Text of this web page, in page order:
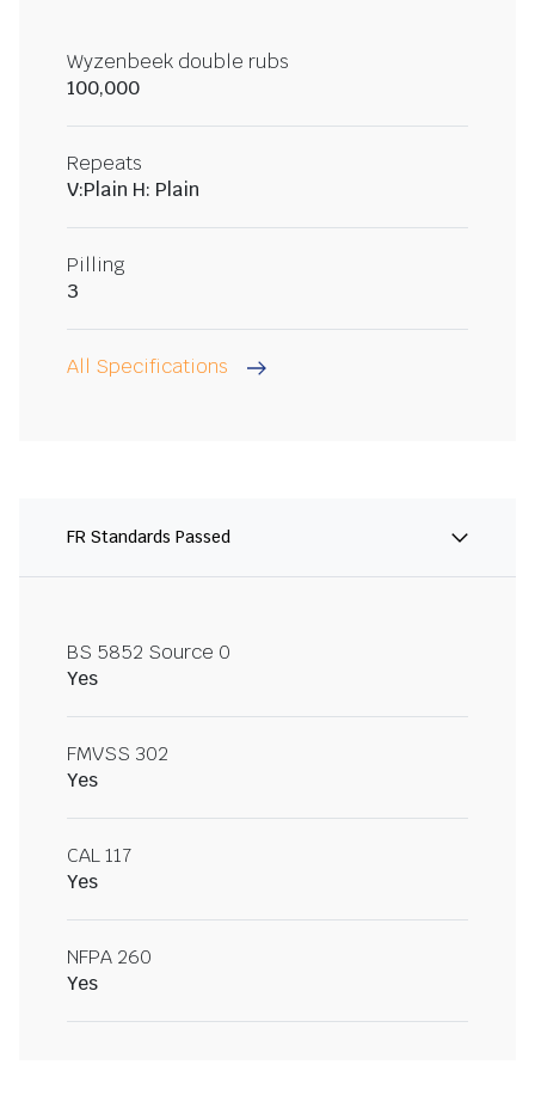
Wyzenbeek double rubs
100,000
Repeats
V:Plain H: Plain
Pilling
3
All Specifications
FR Standards Passed
BS 5852 Source 0
Yes
FMVSS 302
Yes
CAL 117
Yes
NFPA 260
Yes